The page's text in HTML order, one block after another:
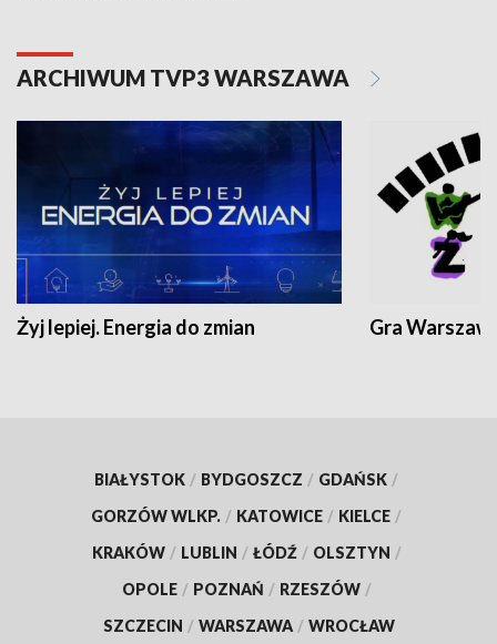
ARCHIWUM TVP3 WARSZAWA
Żyj lepiej. Energia do zmian Gra
BIAŁYSTOK / BYDGOSZCZ / GDAŃSK /
GORZÓW WLKP. / KATOWICE / KIELCE /
KRAKÓW / LUBLIN / ŁÓDŹ / OLSZTYN /
OPOLE / POZNAŃ / RZESZÓW /
SZCZECIN / WARSZAWA / WROCŁAW